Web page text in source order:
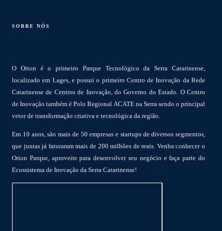
SOBRE NÓS
O Orion é o primeiro Parque Tecnológico da Serra Catarinense,
localizado em Lages, e possui o primeiro Centro de Inovação da Rede
Catarinense de Centros de Inovação, do Governo do Estado. O Centro
de Inovação também é Polo Regional ACATE na Serra sendo o principal
vetor de transformação criativa e tecnológica da região.
Em 10 anos, são mais de 50 empresas e startups de diversos segmentos,
que juntas já faturaram mais de 200 milhões de reais. Venha conhecer o
Orion Parque, aproveite para desenvolver seu negócio e faça parte do
Ecossistema de Inovação da Serra Catarinense!